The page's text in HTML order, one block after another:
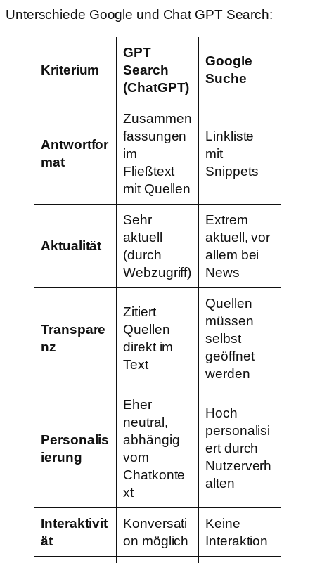
Unterschiede Google und Chat GPT Search:
Kriterium
GPT
Search
(ChatGPT)
Google
Suche
Antwortfor
mat
Zusammen
fassungen
im
Fließtext
mit Quellen
Linkliste
mit
Snippets
Aktualität
Sehr
aktuell
(durch
Webzugriff)
Extrem
aktuell, vor
allem bei
News
Transpare
nz
Zitiert
Quellen
direkt im
Text
Quellen
müssen
selbst
geöffnet
werden
Personalis
ierung
Eher
neutral,
abhängig
vom
Chatkonte
xt
Hoch
personalisi
ert durch
Nutzerverh
alten
Interaktivit
ät
Konversati
on möglich
Keine
Interaktion